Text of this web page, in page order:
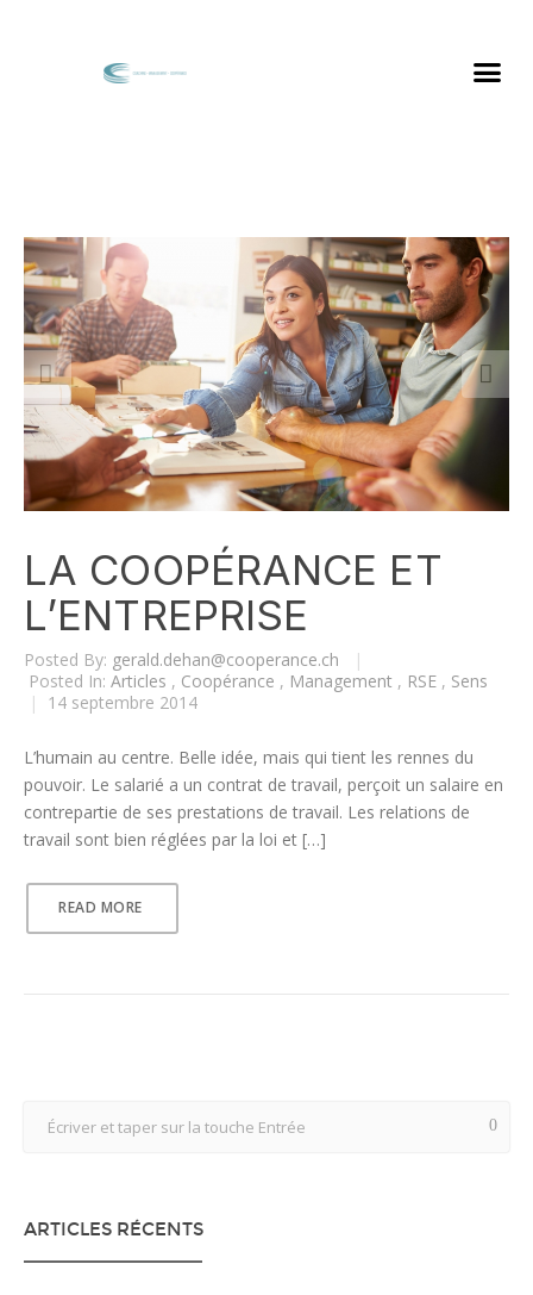
LA COOPÉRANCE ET
L’ENTREPRISE
Posted By: gerald.dehan@cooperance.ch
|
Posted In: Articles , Coopérance , Management , RSE , Sens
|
14 septembre 2014
L’humain au centre. Belle idée, mais qui tient les rennes du
pouvoir. Le salarié a un contrat de travail, perçoit un salaire en
contrepartie de ses prestations de travail. Les relations de
travail sont bien réglées par la loi et […]
READ MORE
ARTICLES RÉCENTS